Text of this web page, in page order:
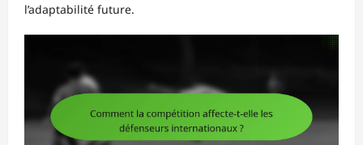
l’adaptabilité future.